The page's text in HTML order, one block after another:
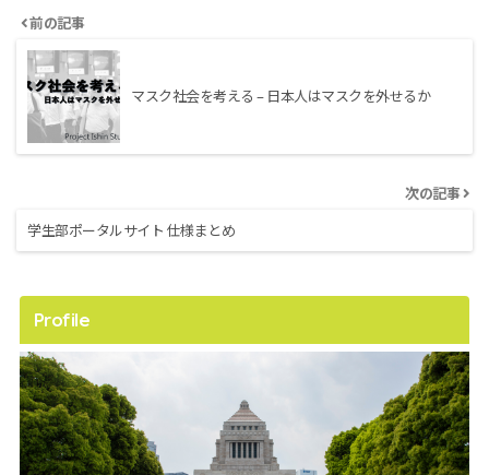
前の記事
マスク社会を考える – 日本人はマスクを外せるか
次の記事
学生部ポータルサイト 仕様まとめ
Profile